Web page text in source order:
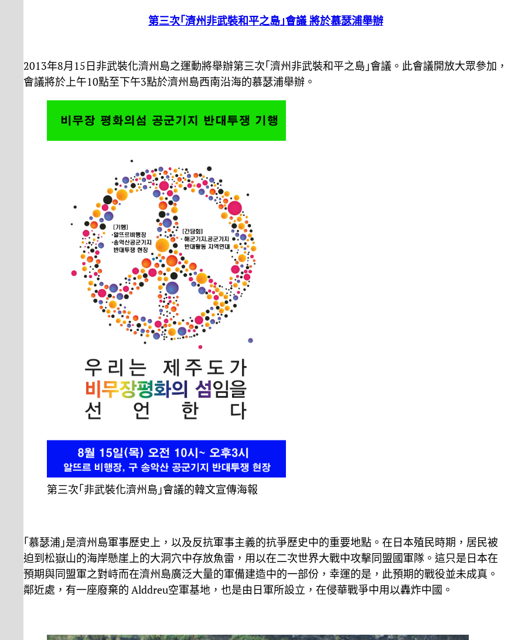
第三次｢濟州非武裝和平之島｣會議 將於慕瑟浦舉辦
2013年8月15日非武裝化濟州島之運動將舉辦第三次｢濟州非武裝和平之島｣會議。此會議開放大眾參加，
會議將於上午10點至下午3點於濟州島西南沿海的慕瑟浦舉辦。
第三次｢非武裝化濟州島｣會議的韓文宣傳海報
｢慕瑟浦｣是濟州島軍事歷史上，以及反抗軍事主義的抗爭歷史中的重要地點。在日本殖民時期，居民被
迫到松嶽山的海岸懸崖上的大洞穴中存放魚雷，用以在二次世界大戰中攻擊同盟國軍隊。這只是日本在
預期與同盟軍之對峙而在濟州島廣泛大量的軍備建造中的一部份，幸運的是，此預期的戰役並未成真。
鄰近處，有一座廢棄的 Alddreu空軍基地，也是由日軍所設立，在侵華戰爭中用以轟炸中國。